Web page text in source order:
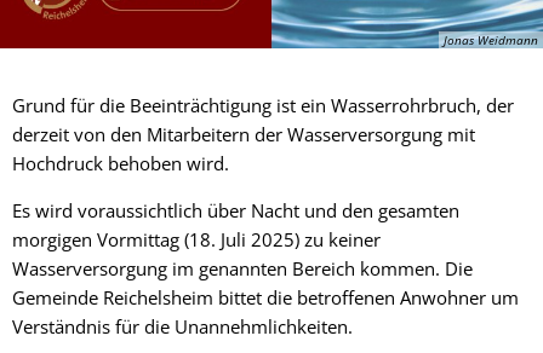
Jonas Weidmann
Grund für die Beeinträchtigung ist ein Wasserrohrbruch, der
derzeit von den Mitarbeitern der Wasserversorgung mit
Hochdruck behoben wird.
Es wird voraussichtlich über Nacht und den gesamten
morgigen Vormittag (18. Juli 2025) zu keiner
Wasserversorgung im genannten Bereich kommen. Die
Gemeinde Reichelsheim bittet die betroffenen Anwohner um
Verständnis für die Unannehmlichkeiten.